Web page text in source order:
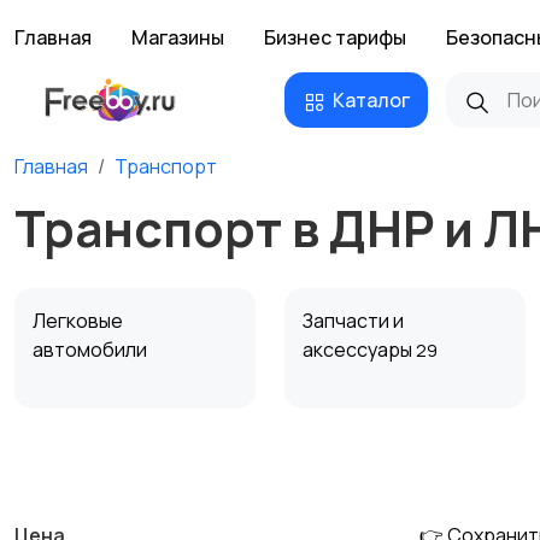
Главная Магазины Бизнес тарифы
Каталог
Главная Транспорт
Транспорт в ДНР и
Легковые
автомобили
Запчасти и
аксессуары 29